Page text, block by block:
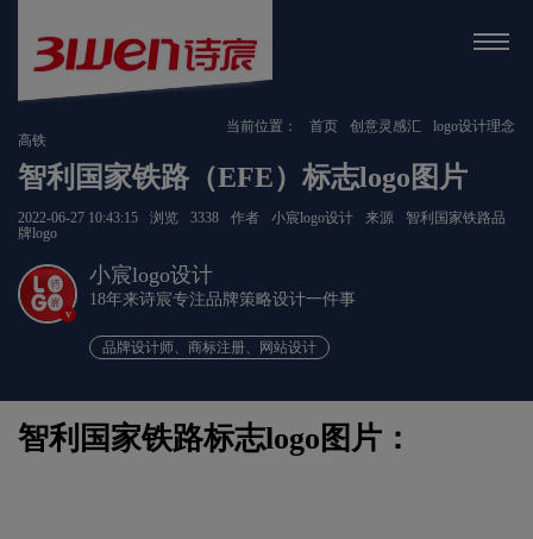
当前位置： 首页 创意灵感汇
logo设计理念
高铁
智利国家铁路（EFE）标志logo图片
2022-06-27 10:43:15 浏览 3338 作者 小宸logo设计 来源
智利国家铁路品
牌logo
v
小宸logo设计
18年来诗宸专注品牌策略设计一件事
品牌设计师、商标注册、网站设计
智利国家铁路标志logo图片：